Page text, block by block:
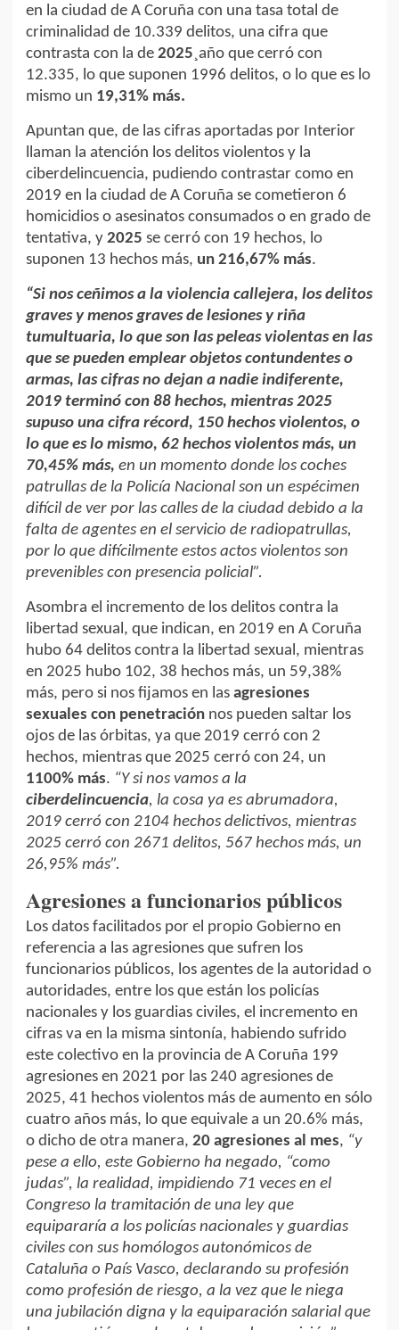
en la ciudad de A Coruña con una tasa total de
criminalidad de 10.339 delitos, una cifra que
contrasta con la de 2025¸año que cerró con
12.335, lo que suponen 1996 delitos, o lo que es lo
mismo un 19,31% más.
Apuntan que, de las cifras aportadas por Interior
llaman la atención los delitos violentos y la
ciberdelincuencia, pudiendo contrastar como en
2019 en la ciudad de A Coruña se cometieron 6
homicidios o asesinatos consumados o en grado de
tentativa, y 2025 se cerró con 19 hechos, lo
suponen 13 hechos más, un 216,67% más.
“Si nos ceñimos a la violencia callejera, los delitos
graves y menos graves de lesiones y riña
tumultuaria, lo que son las peleas violentas en las
que se pueden emplear objetos contundentes o
armas, las cifras no dejan a nadie indiferente,
2019 terminó con 88 hechos, mientras 2025
supuso una cifra récord, 150 hechos violentos, o
lo que es lo mismo, 62 hechos violentos más, un
70,45% más, en un momento donde los coches
patrullas de la Policía Nacional son un espécimen
difícil de ver por las calles de la ciudad debido a la
falta de agentes en el servicio de radiopatrullas,
por lo que difícilmente estos actos violentos son
prevenibles con presencia policial”.
Asombra el incremento de los delitos contra la
libertad sexual, que indican, en 2019 en A Coruña
hubo 64 delitos contra la libertad sexual, mientras
en 2025 hubo 102, 38 hechos más, un 59,38%
más, pero si nos fijamos en las agresiones
sexuales con penetración nos pueden saltar los
ojos de las órbitas, ya que 2019 cerró con 2
hechos, mientras que 2025 cerró con 24, un
1100% más. “Y si nos vamos a la
ciberdelincuencia, la cosa ya es abrumadora,
2019 cerró con 2104 hechos delictivos, mientras
2025 cerró con 2671 delitos, 567 hechos más, un
26,95% más”.
Agresiones a funcionarios públicos
Los datos facilitados por el propio Gobierno en
referencia a las agresiones que sufren los
funcionarios públicos, los agentes de la autoridad o
autoridades, entre los que están los policías
nacionales y los guardias civiles, el incremento en
cifras va en la misma sintonía, habiendo sufrido
este colectivo en la provincia de A Coruña 199
agresiones en 2021 por las 240 agresiones de
2025, 41 hechos violentos más de aumento en sólo
cuatro años más, lo que equivale a un 20.6% más,
o dicho de otra manera, 20 agresiones al mes, “y
pese a ello, este Gobierno ha negado, “como
judas”, la realidad, impidiendo 71 veces en el
Congreso la tramitación de una ley que
equipararía a los policías nacionales y guardias
civiles con sus homólogos autonómicos de
Cataluña o País Vasco, declarando su profesión
como profesión de riesgo, a la vez que le niega
una jubilación digna y la equiparación salarial que